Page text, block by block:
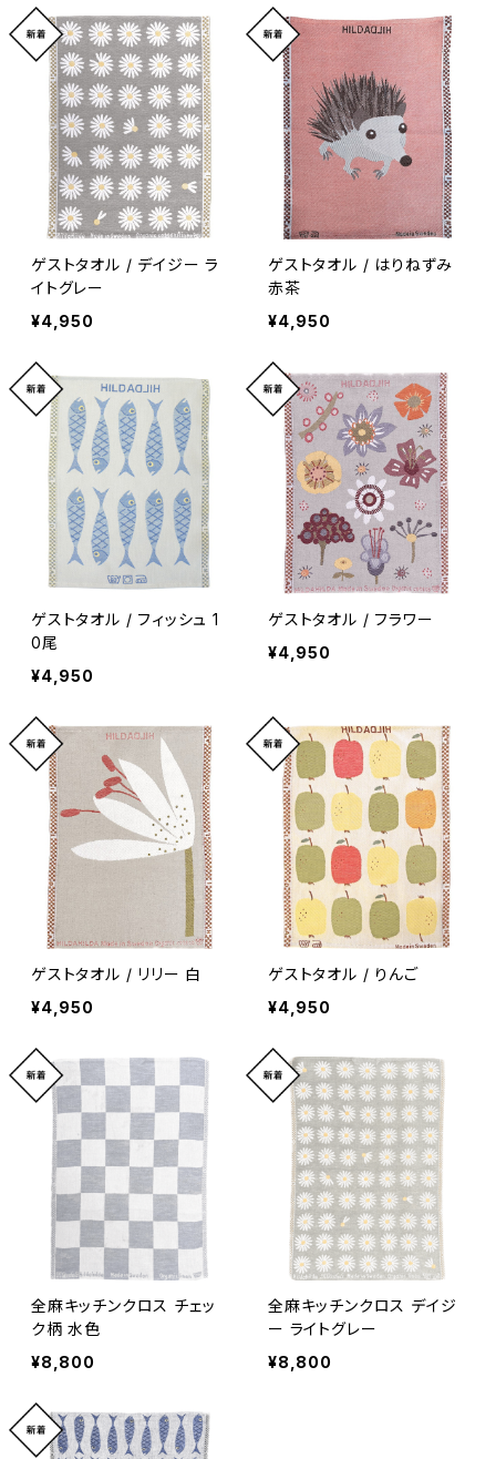
ゲストタオル / デイジー ラ
イトグレー
¥4,950
ゲストタオル / はりねずみ
赤茶
¥4,950
ゲストタオル / フィッシュ 1
0尾
¥4,950
ゲストタオル / フラワー
¥4,950
ゲストタオル / リリー 白
¥4,950
ゲストタオル / りんご
¥4,950
全麻キッチンクロス チェッ
ク柄 水色
¥8,800
全麻キッチンクロス デイジ
ー ライトグレー
¥8,800